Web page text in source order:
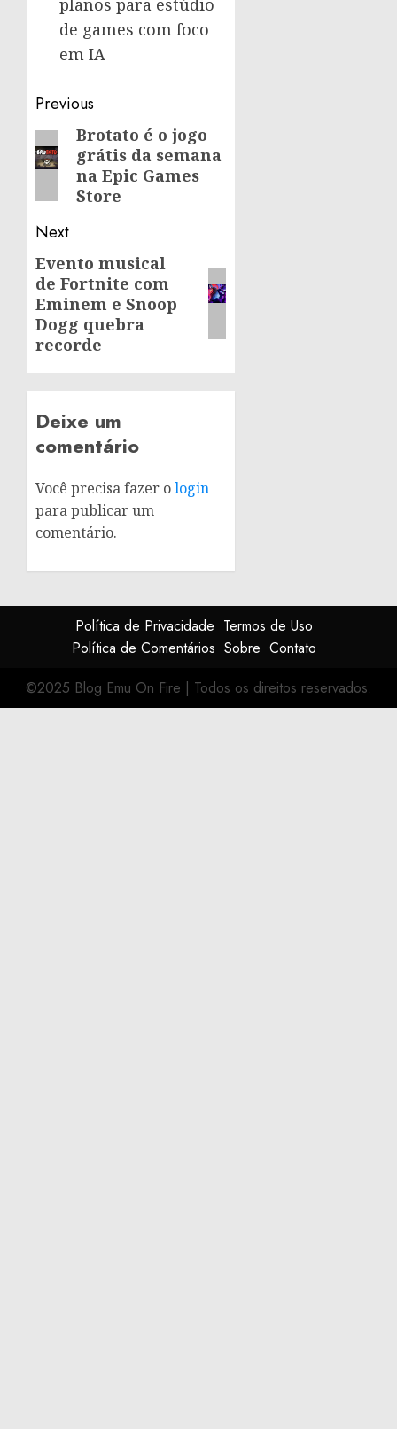
de games com foco
em IA
Post
navigation
Previous
Previous
post:
Brotato é o jogo
grátis da semana
na Epic Games
Store
Next
Next
post:
Evento musical
de Fortnite com
Eminem e Snoop
Dogg quebra
recorde
Deixe um
comentário
Você precisa fazer ologin
para publicar um
comentário.
Política de Privacidade Termos de Uso
Política de Comentários Sobre Contato
©2025 Blog Emu On Fire | Todos os direitos reservados.